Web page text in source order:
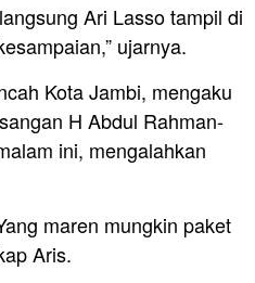
Ari Lasso tampil di
ujarnya.
Kota Jambi, mengaku
H Abdul Rahman-
ini, mengalahkan
maren mungkin paket
Aris.